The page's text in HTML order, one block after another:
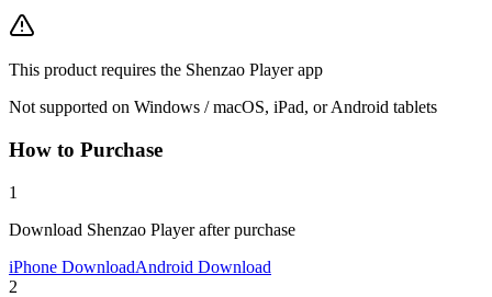
This product requires the Shenzao Player app
Not supported on Windows / macOS, iPad, or Android tablets
How to Purchase
1
Download Shenzao Player after purchase
iPhone DownloadAndroid Download
2